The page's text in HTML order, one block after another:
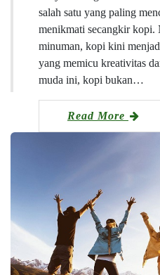
salah satu yang paling
menikmati secangkir kopi.
minuman, kopi kini
yang memicu kreativitas
muda ini, kopi bukan…
Read More